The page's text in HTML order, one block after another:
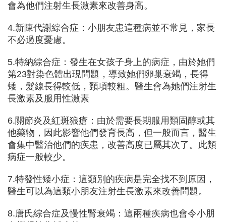
會為他們注射生長激素來改善身高。
4.新陳代謝綜合症：小朋友患這種病並不常見，家長
不必過度憂慮。
5.特納綜合症：發生在女孩子身上的病症，由於她們
第23對染色體出現問題，導致她們卵巢衰竭，長得
矮，髮線長得較低，頸項較粗。醫生會為她們注射生
長激素及服用性激素
6.關節炎及紅斑狼瘡：由於需要長期服用類固醇或其
他藥物，因此影響他們發育長高，但一般而言，醫生
會集中醫治他們的疾患，改善高度已屬其次了。此類
病症一般較少。
7.特發性矮小症：這類別的疾病是完全找不到原因，
醫生可以為這類小朋友注射生長激素來改善問題。
8.唐氏綜合症及慢性腎衰竭：這兩種疾病也會令小朋